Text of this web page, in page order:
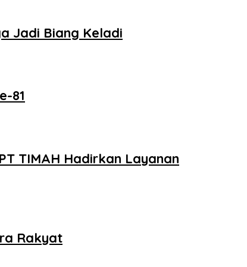
Jadi Biang Keladi
81
TIMAH Hadirkan Layanan
Rakyat